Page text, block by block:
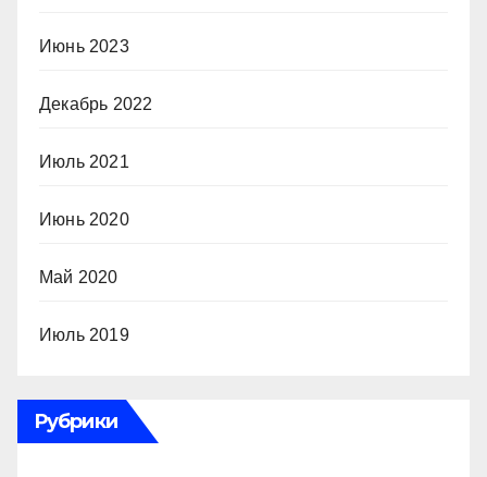
Июнь 2023
Декабрь 2022
Июль 2021
Июнь 2020
Май 2020
Июль 2019
Рубрики